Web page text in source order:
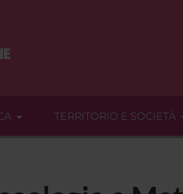
TERRITORIO E SOCIETÀ